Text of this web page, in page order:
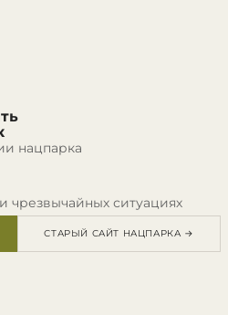
нацпарка
чрезвычайных ситуациях
СТАРЫЙ САЙТ НАЦПАРКА →